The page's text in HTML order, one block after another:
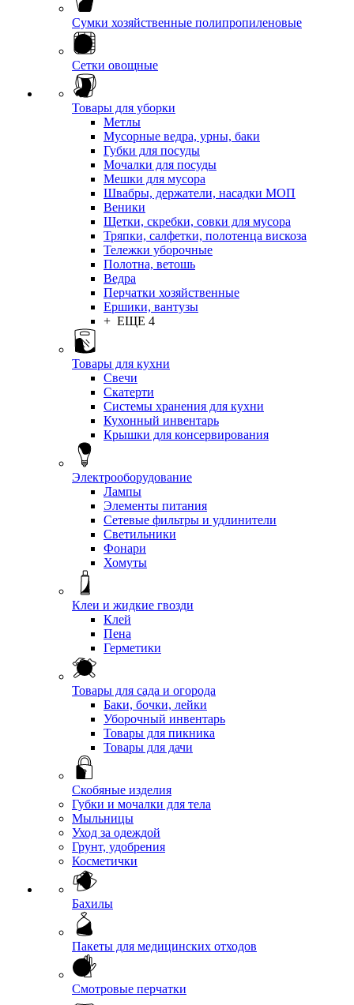
Сумки хозяйственные полипропиленовые
Сетки овощные
Товары для уборки
Метлы
Мусорные ведра, урны, баки
Губки для посуды
Мочалки для посуды
Мешки для мусора
Швабры, держатели, насадки МОП
Веники
Щетки, скребки, совки для мусора
Тряпки, салфетки, полотенца вискоза
Тележки уборочные
Полотна, ветошь
Ведра
Перчатки хозяйственные
Ершики, вантузы
+ ЕЩЕ 4
Товары для кухни
Свечи
Скатерти
Системы хранения для кухни
Кухонный инвентарь
Крышки для консервирования
Электрооборудование
Лампы
Элементы питания
Сетевые фильтры и удлинители
Светильники
Фонари
Хомуты
Клеи и жидкие гвозди
Клей
Пена
Герметики
Товары для сада и огорода
Баки, бочки, лейки
Уборочный инвентарь
Товары для пикника
Товары для дачи
Скобяные изделия
Губки и мочалки для тела
Мыльницы
Уход за одеждой
Грунт, удобрения
Косметички
Бахилы
Пакеты для медицинских отходов
Смотровые перчатки